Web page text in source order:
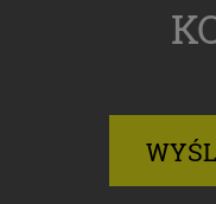
oraz
zapoznać Cię ze
oraz z przepisami,
wiedzę i komfort w